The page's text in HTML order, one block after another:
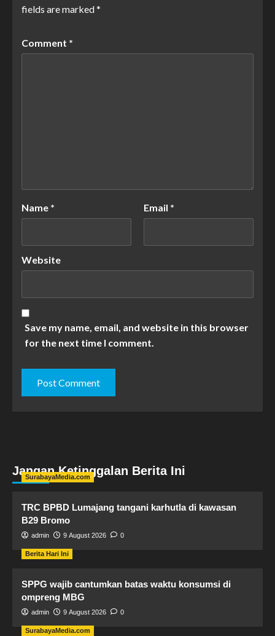
fields are marked*
Comment *
Name * Email *
Website
Save my name, email, and website in this browser
for the next time I comment.
Jangan Ketinggalan Berita Ini
SurabayaMedia.com
TRC BPBD Lumajang tangani karhutla di kawasan
B29 Bromo
admin 9 August 2026 0
Berita Hari Ini
SPPG wajib cantumkan batas waktu konsumsi di
ompreng MBG
admin 9 August 2026 0
SurabayaMedia.com